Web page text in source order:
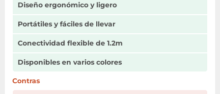
Diseño ergonómico y ligero
Portátiles y fáciles de llevar
Conectividad flexible de 1.2m
Disponibles en varios colores
Contras